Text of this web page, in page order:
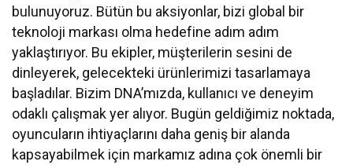
bulunuyoruz. Bütün bu aksiyonlar, bizi global bir
teknoloji markası olma hedefine adım adım
yaklaştırıyor. Bu ekipler, müşterilerin sesini de
dinleyerek, gelecekteki ürünlerimizi tasarlamaya
başladılar. Bizim DNA’mızda, kullanıcı ve deneyim
odaklı çalışmak yer alıyor. Bugün geldiğimiz noktada,
oyuncuların ihtiyaçlarını daha geniş bir alanda
kapsayabilmek için markamız adına çok önemli bir